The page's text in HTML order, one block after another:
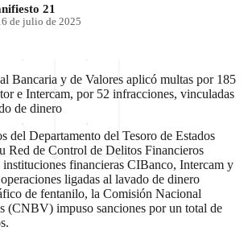
21
de julio de 2025
Bancaria y de Valores aplicó multas por 185
e Intercam, por 52 infracciones, vinculadas
de dinero
del Departamento del Tesoro de Estados
Red de Control de Delitos Financieros
financieras CIBanco, Intercam y
ligadas al lavado de dinero
de fentanilo, la Comisión Nacional
(CNBV) impuso sanciones por un total de